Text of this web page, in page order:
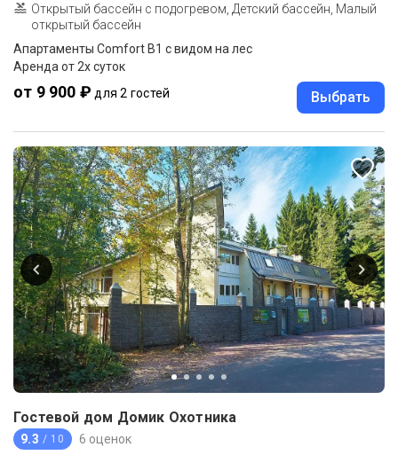
Открытый бассейн с подогревом, Детский бассейн, Малый
открытый бассейн
Апартаменты Comfort B1 с видом на лес
Аренда от 2х суток
от 9 900 ₽ для 2 гостей Выбрать
Гостевой дом Домик Охотника
9.3 / 10 6 оценок